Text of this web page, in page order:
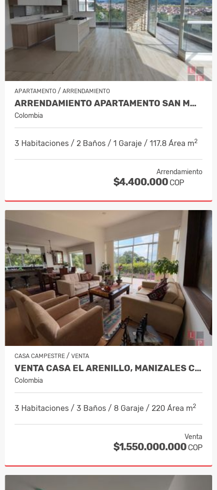
APARTAMENTO / ARRENDAMIENTO
ARRENDAMIENTO APARTAMENTO SAN MARC…
Colombia
3 Habitaciones / 2 Baños / 1 Garaje / 117.8 Área m2
Arrendamiento
$4.400.000 COP
CASA CAMPESTRE / VENTA
VENTA CASA EL ARENILLO, MANIZALES CO…
Colombia
3 Habitaciones / 3 Baños / 8 Garaje / 220 Área m2
Venta
$1.550.000.000 COP